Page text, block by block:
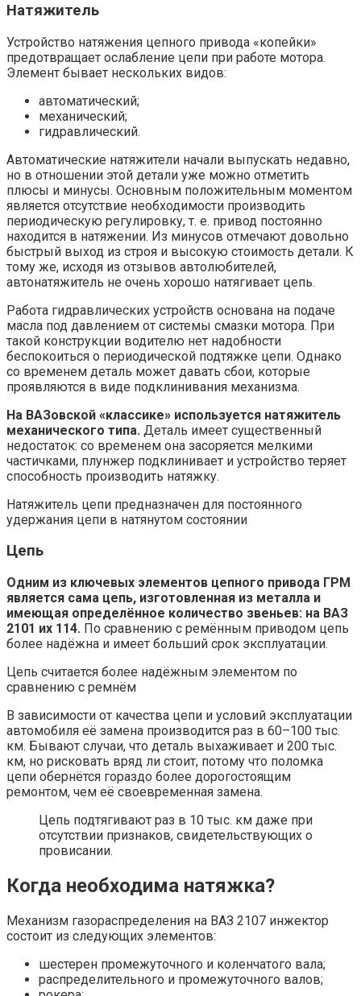
Натяжитель
Устройство натяжения цепного привода «копейки»
предотвращает ослабление цепи при работе мотора.
Элемент бывает нескольких видов:
автоматический;
механический;
гидравлический.
Автоматические натяжители начали выпускать недавно,
но в отношении этой детали уже можно отметить
плюсы и минусы. Основным положительным моментом
является отсутствие необходимости производить
периодическую регулировку, т. е. привод постоянно
находится в натяжении. Из минусов отмечают довольно
быстрый выход из строя и высокую стоимость детали. К
тому же, исходя из отзывов автолюбителей,
автонатяжитель не очень хорошо натягивает цепь.
Работа гидравлических устройств основана на подаче
масла под давлением от системы смазки мотора. При
такой конструкции водителю нет надобности
беспокоиться о периодической подтяжке цепи. Однако
со временем деталь может давать сбои, которые
проявляются в виде подклинивания механизма.
На ВАЗовской «классике» используется натяжитель
механического типа. Деталь имеет существенный
недостаток: со временем она засоряется мелкими
частичками, плунжер подклинивает и устройство теряет
способность производить натяжку.
Натяжитель цепи предназначен для постоянного
удержания цепи в натянутом состоянии
Цепь
Одним из ключевых элементов цепного привода ГРМ
является сама цепь, изготовленная из металла и
имеющая определённое количество звеньев: на ВАЗ
2101 их 114. По сравнению с ремённым приводом цепь
более надёжна и имеет больший срок эксплуатации.
Цепь считается более надёжным элементом по
сравнению с ремнём
В зависимости от качества цепи и условий эксплуатации
автомобиля её замена производится раз в 60–100 тыс.
км. Бывают случаи, что деталь выхаживает и 200 тыс.
км, но рисковать вряд ли стоит, потому что поломка
цепи обернётся гораздо более дорогостоящим
ремонтом, чем её своевременная замена.
Цепь подтягивают раз в 10 тыс. км даже при
отсутствии признаков, свидетельствующих о
провисании.
Когда необходима натяжка?
Механизм газораспределения на ВАЗ 2107 инжектор
состоит из следующих элементов:
шестерен промежуточного и коленчатого вала;
распределительного и промежуточного валов;